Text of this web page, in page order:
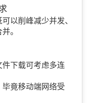
以削峰减少并发、
。
下载可考虑多连
竟移动端网络受